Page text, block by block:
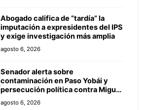
Abogado califica de “tardía” la
imputación a expresidentes del IPS
y exige investigación más amplia
agosto 6, 2026
Senador alerta sobre
contaminación en Paso Yobái y
persecución política contra Miguel
Prieto
agosto 6, 2026